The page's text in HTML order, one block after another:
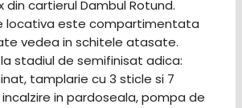
din cartierul Dambul Rotund.
locativa este compartimentata
vedea in schitele atasate.
stadiul de semifinisat adica:
tamplarie cu 3 sticle si 7
incalzire in pardoseala, pompa de